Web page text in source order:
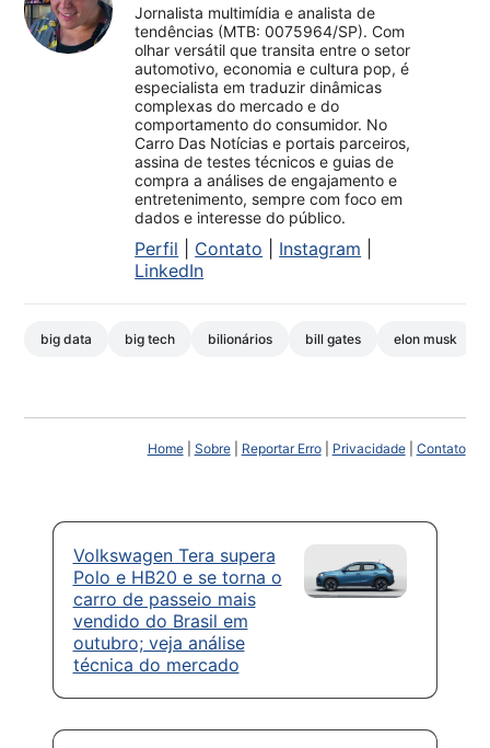
Jornalista multimídia e analista de
tendências (MTB: 0075964/SP). Com
olhar versátil que transita entre o setor
automotivo, economia e cultura pop, é
especialista em traduzir dinâmicas
complexas do mercado e do
comportamento do consumidor. No
Carro Das Notícias e portais parceiros,
assina de testes técnicos e guias de
compra a análises de engajamento e
entretenimento, sempre com foco em
dados e interesse do público.
Perfil Contato Instagram
LinkedIn
big data big tech bilionários bill gates elon musk
Home| Sobre| Reportar Erro| Privacidade| Contato
Volkswagen Tera supera
Polo e HB20 e se torna o
carro de passeio mais
vendido do Brasil em
outubro; veja análise
técnica do mercado